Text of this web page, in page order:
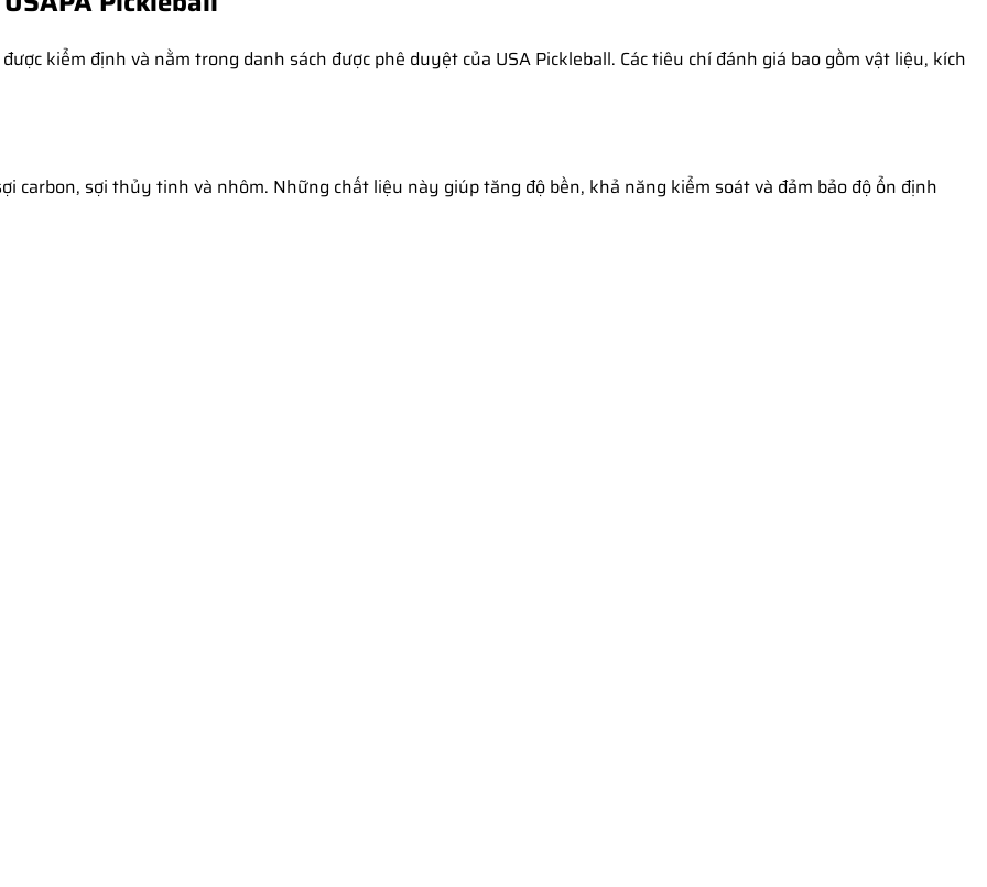
kiểm định và nằm trong danh sách được phê duyệt của USA Pickleball. Các tiêu chí đánh giá bao gồm vật liệu, kích
carbon, sợi thủy tinh và nhôm. Những chất liệu này giúp tăng độ bền, khả năng kiểm soát và đảm bảo độ ổn định